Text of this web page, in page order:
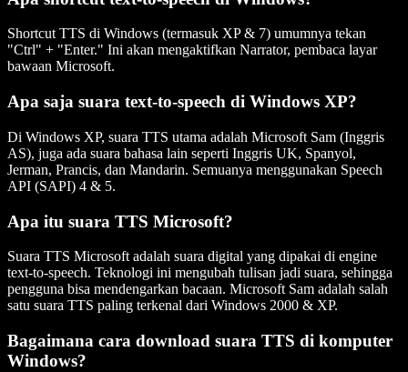
Shortcut TTS di Windows (termasuk XP & 7) umumnya tekan
"Ctrl" + "Enter." Ini akan mengaktifkan Narrator, pembaca layar
bawaan Microsoft.
Apa saja suara text-to-speech di Windows XP?
Di Windows XP, suara TTS utama adalah Microsoft Sam (Inggris
AS), juga ada suara bahasa lain seperti Inggris UK, Spanyol,
Jerman, Prancis, dan Mandarin. Semuanya menggunakan Speech
API (SAPI) 4 & 5.
Apa itu suara TTS Microsoft?
Suara TTS Microsoft adalah suara digital yang dipakai di engine
text-to-speech. Teknologi ini mengubah tulisan jadi suara, sehingga
pengguna bisa mendengarkan bacaan. Microsoft Sam adalah salah
satu suara TTS paling terkenal dari Windows 2000 & XP.
Bagaimana cara download suara TTS di komputer
Windows?